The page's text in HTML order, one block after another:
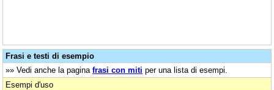
Frasi e testi di esempio
»» Vedi anche la pagina frasi con miti per una lista di esempi.
Esempi d'uso